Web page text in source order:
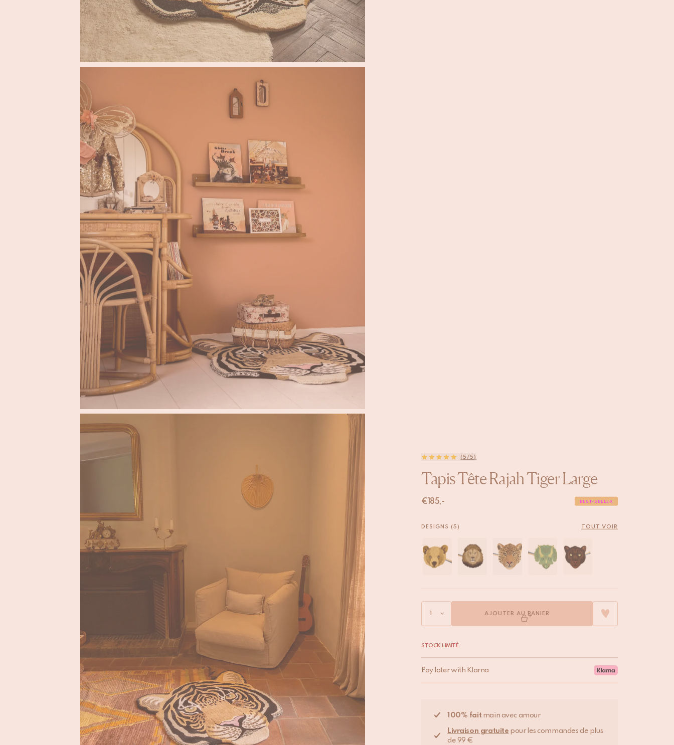
(5/5)
Tapis Tête Rajah Tiger Large
€ 185,- BEST-SELLER
DESIGNS (5) TOUT VOIR
AJOUTER AU PANIER
STOCK LIMITÉ
Pay later with Klarna
100% fait main avec amour
Livraison gratuite pour les commandes de plus
de 99 €